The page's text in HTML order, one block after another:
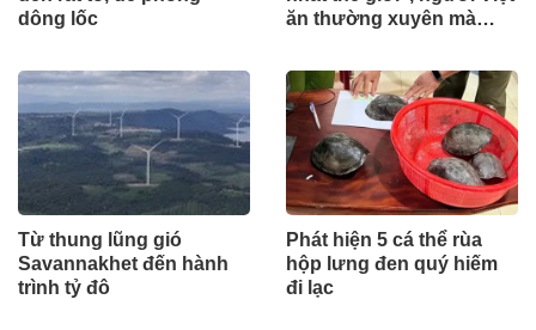
dông lốc
ăn thường xuyên mà
Từ thung lũng gió
Savannakhet đến hành
trình tỷ đô
Phát hiện 5 cá thể rùa
hộp lưng đen quý hiếm
đi lạc